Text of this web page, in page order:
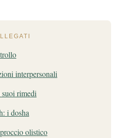
interpersonali
rimedi
i dosha
olistico